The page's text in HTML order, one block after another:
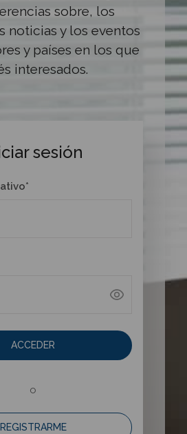
sobre, los
noticias y los eventos
y países en los que
interesados.
sesión
ACCEDER
o
REGISTRARME